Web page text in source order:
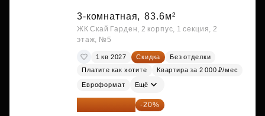
3-комнатная, 83.6м²
ЖК Скай Гарден, 2 корпус, 1 секция, 2
этаж, №5
1 кв 2027 Скидка
Без отделки
Платите как хотите
Квартира за 2 000 ₽/мес
Евроформат Ещё
27 126 528 ₽ -20%